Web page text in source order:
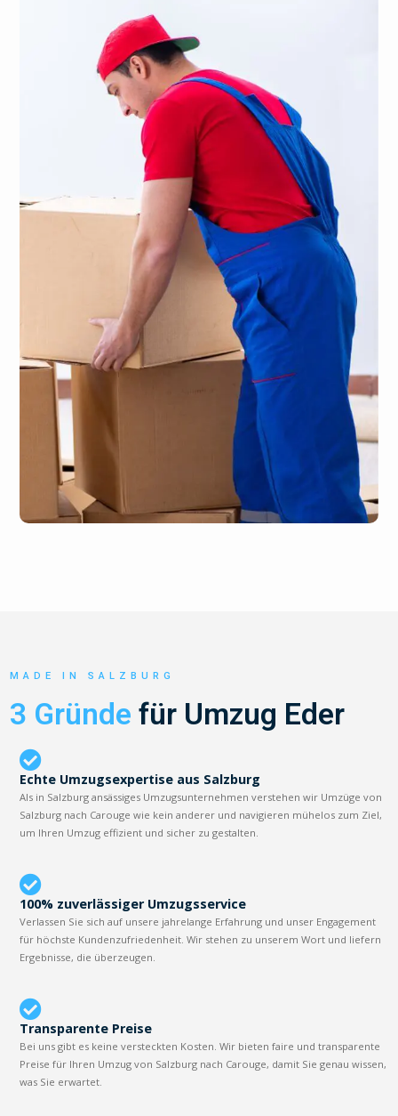
MADE IN SALZBURG
3 Gründe für Umzug Eder
Echte Umzugsexpertise aus Salzburg
Als in Salzburg ansässiges Umzugsunternehmen verstehen wir Umzüge von
Salzburg nach Carouge wie kein anderer und navigieren mühelos zum Ziel,
um Ihren Umzug effizient und sicher zu gestalten.
100% zuverlässiger Umzugsservice
Verlassen Sie sich auf unsere jahrelange Erfahrung und unser Engagement
für höchste Kundenzufriedenheit. Wir stehen zu unserem Wort und liefern
Ergebnisse, die überzeugen.
Transparente Preise
Bei uns gibt es keine versteckten Kosten. Wir bieten faire und transparente
Preise für Ihren Umzug von Salzburg nach Carouge, damit Sie genau wissen,
was Sie erwartet.